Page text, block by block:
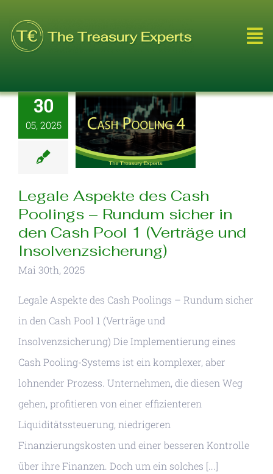
content
Über Uns
Referenzen
Blog
Videos
Termin
30
05, 2025
Legale Aspekte des Cash
Poolings – Rundum sicher in
den Cash Pool 1 (Verträge und
Insolvenzsicherung)
Mai 30th, 2025
Legale Aspekte des Cash Poolings – Rundum sicher
in den Cash Pool 1 (Verträge und
Insolvenzsicherung) Die Implementierung eines
Cash Pooling-Systems ist ein komplexer, aber
lohnender Prozess. Unternehmen, die diesen Weg
gehen, profitieren von einer effizienteren
Liquiditätssteuerung, niedrigeren
Finanzierungskosten und einer besseren Kontrolle
über ihre Finanzen. Doch um ein solches [...]